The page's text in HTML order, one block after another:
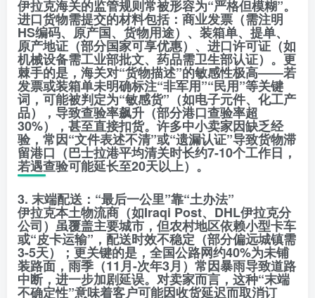
伊拉克海关的监管规则常被形容为“严格但模糊”。
进口货物需提交的材料包括：商业发票（需注明
HS编码、原产国、货物用途）、装箱单、提单、
原产地证（部分国家可享优惠）、进口许可证（如
机械设备需工业部批文、药品需卫生部认证）。更
棘手的是，海关对“货物描述”的敏感性极高——若
发票或装箱单未明确标注“非军用”“民用”等关键
词，可能被判定为“敏感货”（如电子元件、化工产
品），导致查验率飙升（部分港口查验率超
30%），甚至直接扣货。许多中小卖家因缺乏经
验，常因“文件表述不清”或“遗漏认证”导致货物滞
留港口（巴士拉港平均清关时长约7-10个工作日，
若遇查验可能延长至20天以上）。
3. 末端配送：“最后一公里”靠“土办法”
伊拉克本土物流商（如Iraqi Post、DHL伊拉克分
公司）虽覆盖主要城市，但农村地区依赖小型卡车
或“皮卡运输”，配送时效不稳定（部分偏远城镇需
3-5天）；更关键的是，全国公路网约40%为未铺
装路面，雨季（11月-次年3月）常因暴雨导致道路
中断，进一步加剧延误。对卖家而言，这种“末端
不确定性”意味着客户可能因收货延迟而取消订